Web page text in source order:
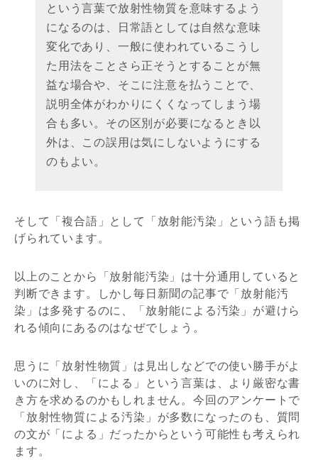
という言葉で放射性物質を意味するよう
になるのは、日常語としては自然な意味
変化であり、一般に使われているこうし
た用法をことさら正そうとすることが無
益な場合や、そこに注意を払うことで、
説明全体がわかりにくくなってしまう場
合も多い。その区別が必要になるとき以
外は、この誤用は気にしないようにする
のもよい。
そして「複合語」として「放射能汚染」という語も掲
げられています。
以上のことから「放射能汚染」は十分通用していると
判断できます。しかし毎日新聞の記事で「放射能汚
染」は多発するのに、「放射能による汚染」が避けら
れる傾向にあるのはなぜでしょう。
思うに「放射性物質」は見出しなどでの使い勝手がよ
いのに対し、「による」という言葉は、より厳密な書
き方を求めるのかもしれません。今回のアンケートで
「放射性物質による汚染」が多数になったのも、質問
の文が「による」だったからという可能性も考えられ
ます。